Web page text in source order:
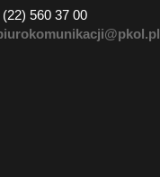
560 37 00